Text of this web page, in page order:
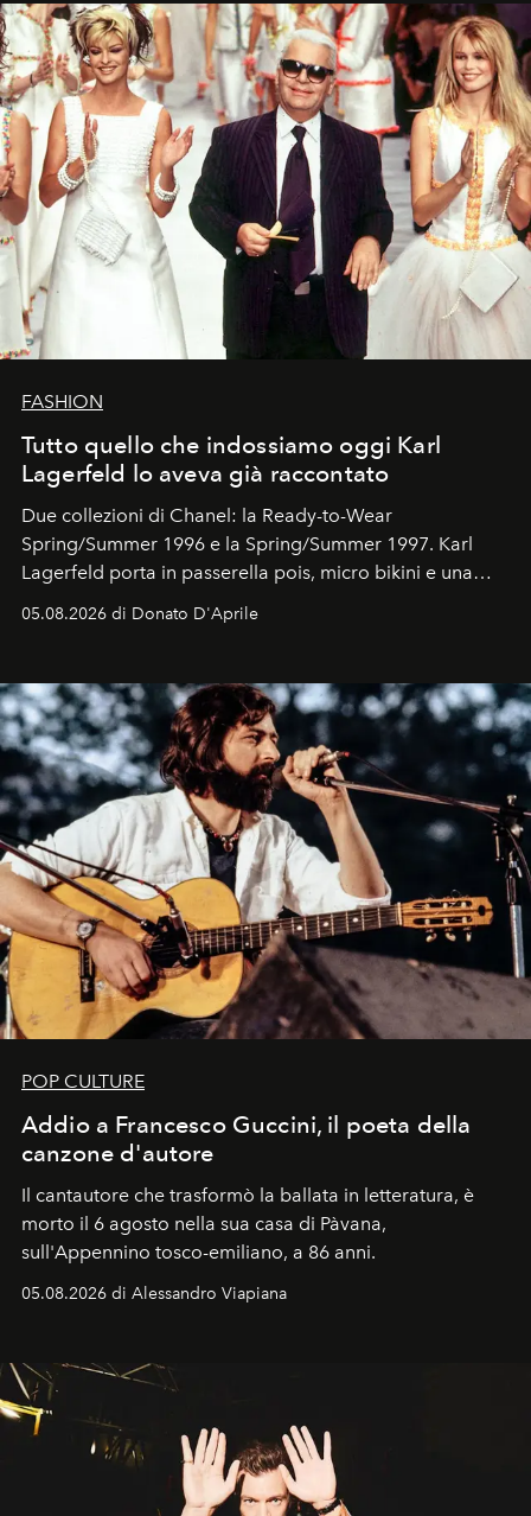
FASHION
Tutto quello che indossiamo oggi Karl
Lagerfeld lo aveva già raccontato
Due collezioni di Chanel: la Ready-to-Wear
Spring/Summer 1996 e la Spring/Summer 1997. Karl
Lagerfeld porta in passerella pois, micro bikini e una
logomania pensata per la spiaggia
Kate, Claudia e Carla una dietro l'altra. Trent'anni dopo,
uno dei documenti più contemporanei che abbiamo.
05.08.2026 di Donato D'Aprile
POP CULTURE
Addio a Francesco Guccini, il poeta della
canzone d'autore
Il cantautore che trasformò la ballata in letteratura, è
morto il 6 agosto nella sua casa di Pàvana,
sull'Appennino tosco-emiliano, a 86 anni.
05.08.2026 di Alessandro Viapiana